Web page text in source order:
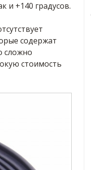
и +140 градусов.
содержат
сложно
стоимость